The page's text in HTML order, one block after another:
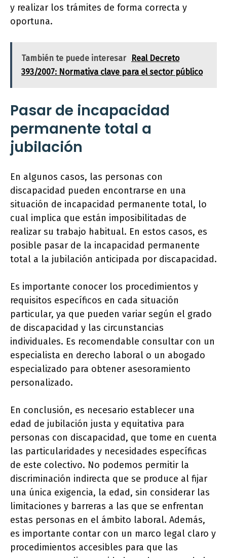
y realizar los trámites de forma correcta y
oportuna.
También te puede interesar
Real Decreto
393/2007: Normativa clave para el sector público
Pasar de incapacidad
permanente total a
jubilación
En algunos casos, las personas con
discapacidad pueden encontrarse en una
situación de incapacidad permanente total, lo
cual implica que están imposibilitadas de
realizar su trabajo habitual. En estos casos, es
posible pasar de la incapacidad permanente
total a la jubilación anticipada por discapacidad.
Es importante conocer los procedimientos y
requisitos específicos en cada situación
particular, ya que pueden variar según el grado
de discapacidad y las circunstancias
individuales. Es recomendable consultar con un
especialista en derecho laboral o un abogado
especializado para obtener asesoramiento
personalizado.
En conclusión, es necesario establecer una
edad de jubilación justa y equitativa para
personas con discapacidad, que tome en cuenta
las particularidades y necesidades específicas
de este colectivo. No podemos permitir la
discriminación indirecta que se produce al fijar
una única exigencia, la edad, sin considerar las
limitaciones y barreras a las que se enfrentan
estas personas en el ámbito laboral. Además,
es importante contar con un marco legal claro y
procedimientos accesibles para que las